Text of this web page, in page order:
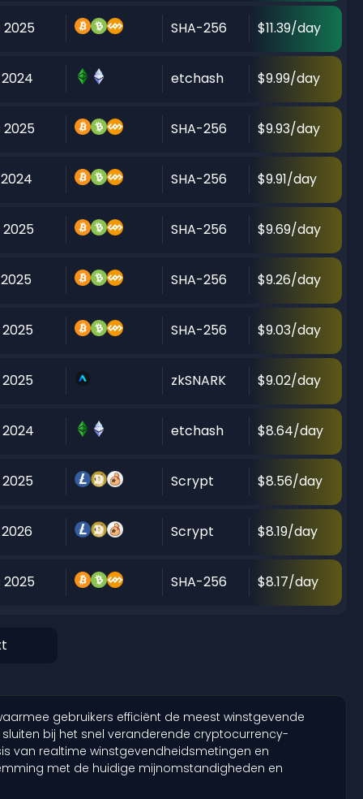
2025 SHA-256 $11.39/day
etchash $9.99/day
2025 SHA-256 $9.93/day
SHA-256 $9.91/day
SHA-256 $9.69/day
SHA-256 $9.26/day
SHA-256 $9.03/day
zkSNARK $9.02/day
etchash $8.64/day
Scrypt $8.56/day
Scrypt $8.19/day
2025 SHA-256 $8.17/day
gebruikers efficiënt de meest winstgevende
bij het snel veranderende cryptocurrency-
van realtime winstgevendheidsmetingen en
met de huidige mijnomstandigheden en